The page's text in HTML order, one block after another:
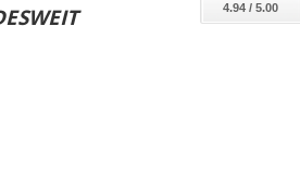
4.94 / 5.00